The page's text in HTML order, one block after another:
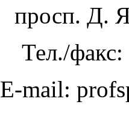
просп. Д.
Тел./
E-mail: